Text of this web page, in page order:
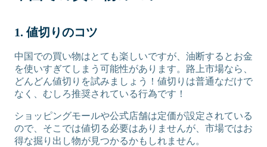
1. 値切りのコツ
中国での買い物はとても楽しいですが、油断するとお金
を使いすぎてしまう可能性があります。路上市場なら、
どんどん値切りを試みましょう！値切りは普通なだけで
なく、むしろ推奨されている行為です！
ショッピングモールや公式店舗は定価が設定されている
ので、そこでは値切る必要はありませんが、市場ではお
得な掘り出し物が見つかるかもしれません。